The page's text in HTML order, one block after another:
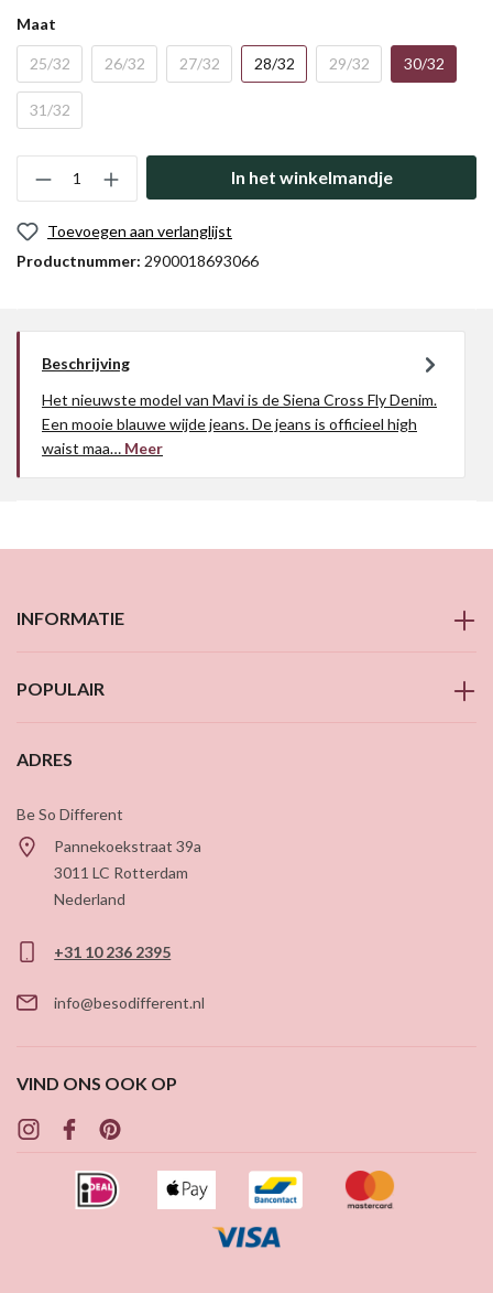
Maat
25/32 26/32 27/32 28/32 29/32 30/32
31/32
In het winkelmandje
Toevoegen aan verlanglijst
Productnummer: 2900018693066
Beschrijving
Het nieuwste model van Mavi is de Siena Cross Fly Denim.
Een mooie blauwe wijde jeans. De jeans is officieel high
waist maa… Meer
INFORMATIE
POPULAIR
ADRES
Be So Different
Pannekoekstraat 39a
3011 LC Rotterdam
Nederland
+31 10 236 2395
info@besodifferent.nl
VIND ONS OOK OP